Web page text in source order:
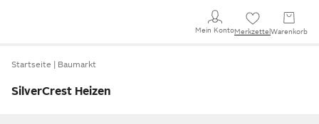
Mein KontoMerkzettel Warenkorb
Startseite Baumarkt
SilverCrest Heizen